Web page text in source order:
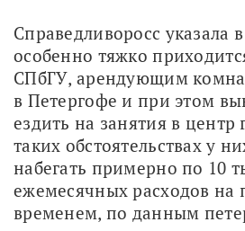
Справедливоросс указала
особенно тяжко
СПбГУ, арендующим
в Петергофе и при этом
ездить на занятия в центр
таких обстоятельствах у
набегать примерно по 10
ежемесячных расходов на
временем, по данным